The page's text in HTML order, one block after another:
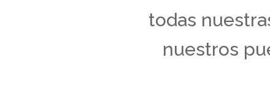
todas
nuestros